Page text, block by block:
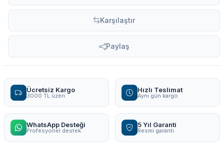
Karşılaştır
Paylaş
Ücretsiz Kargo
3000 TL üzeri
Hızlı Teslimat
Aynı gün kargo
WhatsApp Desteği
Profesyonel destek
5 Yıl Garanti
Resmi garanti